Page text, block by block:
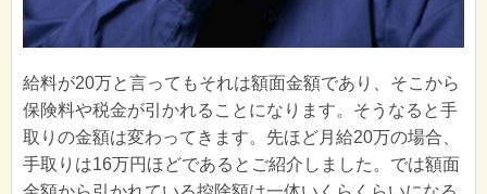
給料が20万と言ってもそれは額面金額であり、そこから
保険料や税金が引かれることになります。そうなると手
取りの金額は変わってきます。先ほど月給20万の場合、
手取りは16万円ほどであるとご紹介しました。では額面